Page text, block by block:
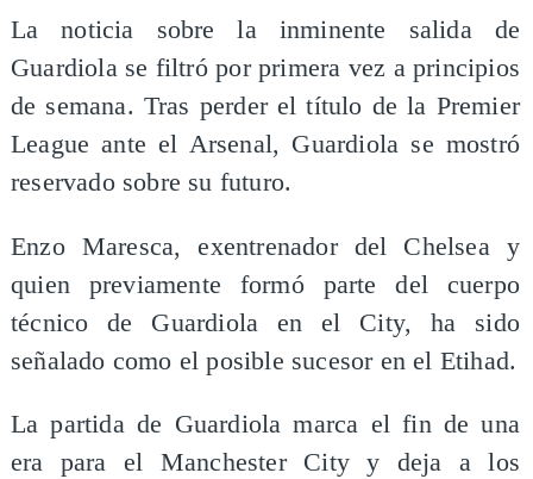
La noticia sobre la inminente salida de
Guardiola se filtró por primera vez a principios
de semana. Tras perder el título de la Premier
League ante el Arsenal, Guardiola se mostró
reservado sobre su futuro.
Enzo Maresca, exentrenador del Chelsea y
quien previamente formó parte del cuerpo
técnico de Guardiola en el City, ha sido
señalado como el posible sucesor en el Etihad.
La partida de Guardiola marca el fin de una
era para el Manchester City y deja a los